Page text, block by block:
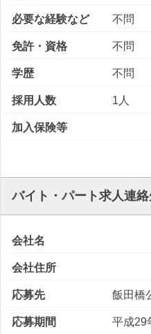
必要な経験など 不問
免許・資格 不問
学歴 不問
採用人数 1人
加入保険等
バイト・パート求人連
会社名
会社住所
応募先 飯田橋
応募期間 平成29